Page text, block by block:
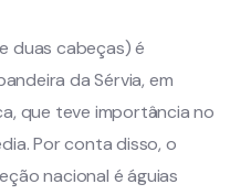
duas cabeças) é
da Sérvia, em
que teve importância no
Por conta disso, o
nacional é águias